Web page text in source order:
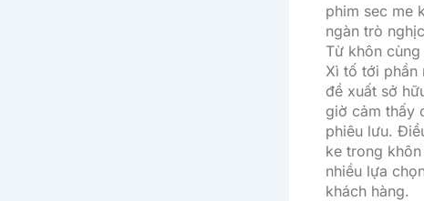
phim sec me
ngàn trò
Từ khôn
Xì tố tới phần
đề xuất sở
giờ cảm thấy
phiêu lưu.
ke trong
nhiều lựa
khách hàng.